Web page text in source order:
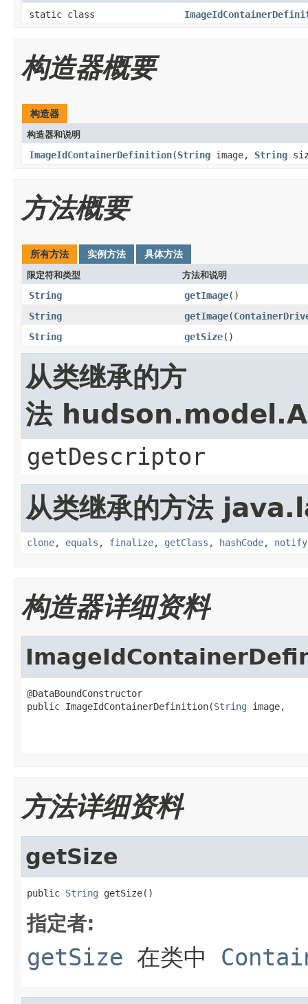
static class
构造器概要
构造器
构造器和说明
ImageIdContainerDefinition(String image, String
方法概要
所有方法 实例方法 具体方法
限定符和类型 方法和说明
String getImage()
String
getImage(
String
getSize()
从类继承的方
法
getDescriptor
从类继承的方法
clone, equals , finalize, getClass , hashCode, notify
构造器详细资料
@DataBoundConstructor
public ImageIdContainerDefinition(String image,
方法详细资料
getSize
public String getSize()
指定者:
getSize 在类中